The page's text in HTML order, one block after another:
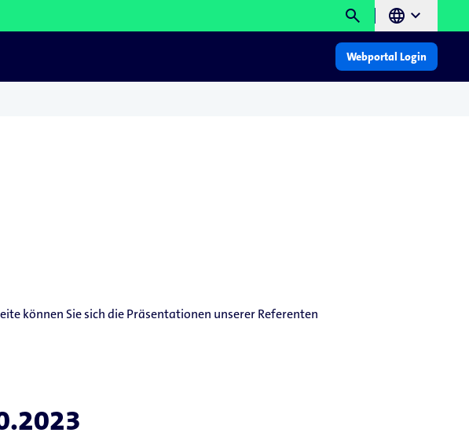
search language chevron_right
Webportal Login
können Sie sich die Präsentationen unserer Referenten